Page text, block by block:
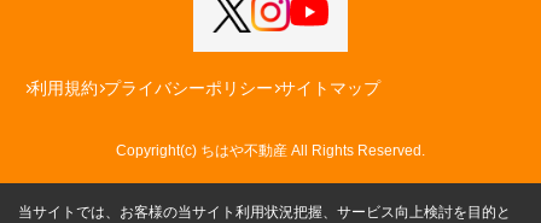
利用規約 プライバシーポリシー サイトマップ
Copyright(c) ちはや不動産 All Rights Reserved.
当サイトでは、お客様の当サイト利用状況把握、サービス向上検討を目的と